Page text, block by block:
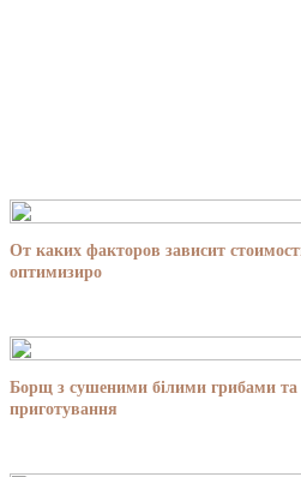
От каких факторов зависит
оптимизиро
Борщ з сушеними білими грибами та
приготування